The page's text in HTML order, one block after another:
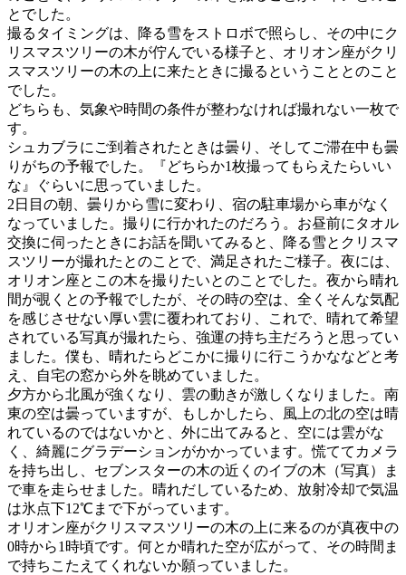
とでした。
撮るタイミングは、降る雪をストロボで照らし、その中にク
リスマスツリーの木が佇んでいる様子と、オリオン座がクリ
スマスツリーの木の上に来たときに撮るということとのこと
でした。
どちらも、気象や時間の条件が整わなければ撮れない一枚で
す。
シュカブラにご到着されたときは曇り、そしてご滞在中も曇
りがちの予報でした。『どちらか1枚撮ってもらえたらいい
な』ぐらいに思っていました。
2日目の朝、曇りから雪に変わり、宿の駐車場から車がなく
なっていました。撮りに行かれたのだろう。お昼前にタオル
交換に伺ったときにお話を聞いてみると、降る雪とクリスマ
スツリーが撮れたとのことで、満足されたご様子。夜には、
オリオン座とこの木を撮りたいとのことでした。夜から晴れ
間が覗くとの予報でしたが、その時の空は、全くそんな気配
を感じさせない厚い雲に覆われており、これで、晴れて希望
されている写真が撮れたら、強運の持ち主だろうと思ってい
ました。僕も、晴れたらどこかに撮りに行こうかななどと考
え、自宅の窓から外を眺めていました。
夕方から北風が強くなり、雲の動きが激しくなりました。南
東の空は曇っていますが、もしかしたら、風上の北の空は晴
れているのではないかと、外に出てみると、空には雲がな
く、綺麗にグラデーションがかかっています。慌ててカメラ
を持ち出し、セブンスターの木の近くのイブの木（写真）ま
で車を走らせました。晴れだしているため、放射冷却で気温
は氷点下12℃まで下がっています。
オリオン座がクリスマスツリーの木の上に来るのが真夜中の
0時から1時頃です。何とか晴れた空が広がって、その時間ま
で持ちこたえてくれないか願っていました。